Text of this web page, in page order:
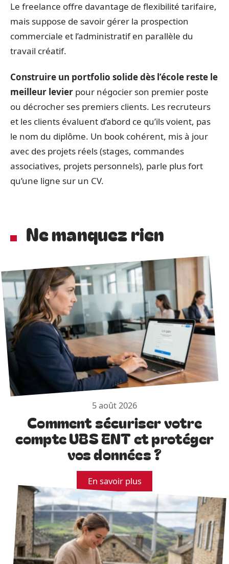
Le freelance offre davantage de flexibilité tarifaire,
mais suppose de savoir gérer la prospection
commerciale et l’administratif en parallèle du
travail créatif.
Construire un portfolio solide dès l’école reste le
meilleur levier pour négocier son premier poste
ou décrocher ses premiers clients. Les recruteurs
et les clients évaluent d’abord ce qu’ils voient, pas
le nom du diplôme. Un book cohérent, mis à jour
avec des projets réels (stages, commandes
associatives, projets personnels), parle plus fort
qu’une ligne sur un CV.
Ne manquez rien
5 août 2026
Comment sécuriser votre
compte UBS ENT et protéger
vos données ?
En savoir plus